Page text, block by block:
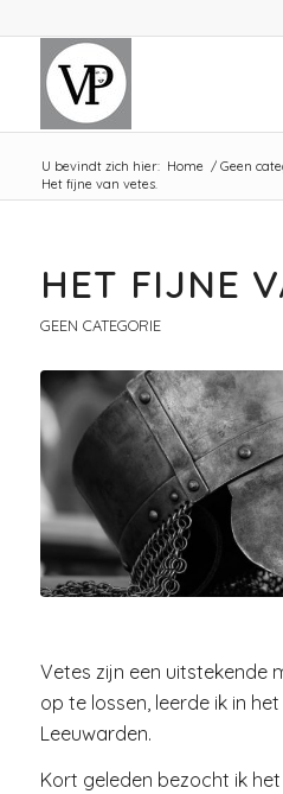
U bevindt zich hier: Home / Geen
Het fijne van vetes.
HET FIJNE
GEEN CATEGORIE
Vetes zijn een uitstekende
op te lossen, leerde ik in
Leeuwarden.
Kort geleden bezocht ik het